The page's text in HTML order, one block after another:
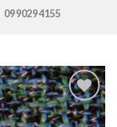
0990294155